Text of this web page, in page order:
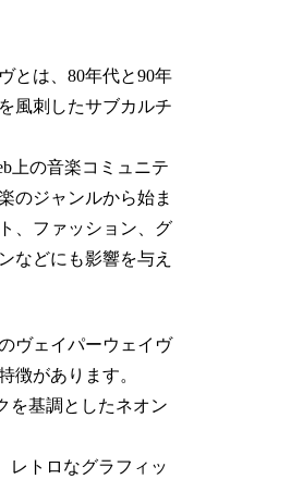
とは、80年代と90年
風刺したサブカルチ
上の音楽コミュニテ
のジャンルから始ま
、ファッション、グ
などにも影響を与え
ヴェイパーウェイヴ
徴があります。
を基調としたネオン
、レトロなグラフィッ